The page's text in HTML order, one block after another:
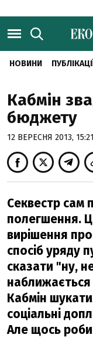
НОВИНИ
Кабмін
бюджету
12 ВЕРЕСНЯ 2013, 15:21
Секвестр сам
полегшення.
вирішення
спосіб уряду
сказати "ну,
Кабмін
соціальні
Але щось